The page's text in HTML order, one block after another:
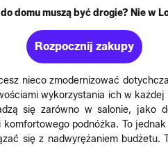
domu muszą być drogie? Nie w
Rozpocznij zakupy
nieco zmodernizować
wykorzystania ich w
się zarówno w salonie,
podnóżka. To
się z nadwyrężaniem